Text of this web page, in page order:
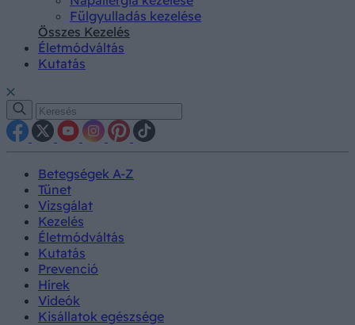
Fülgyulladás kezelése
Összes Kezelés
Életmódváltás
Kutatás
Betegségek A-Z
Tünet
Vizsgálat
Kezelés
Életmódváltás
Kutatás
Prevenció
Hírek
Videók
Kisállatok egészsége